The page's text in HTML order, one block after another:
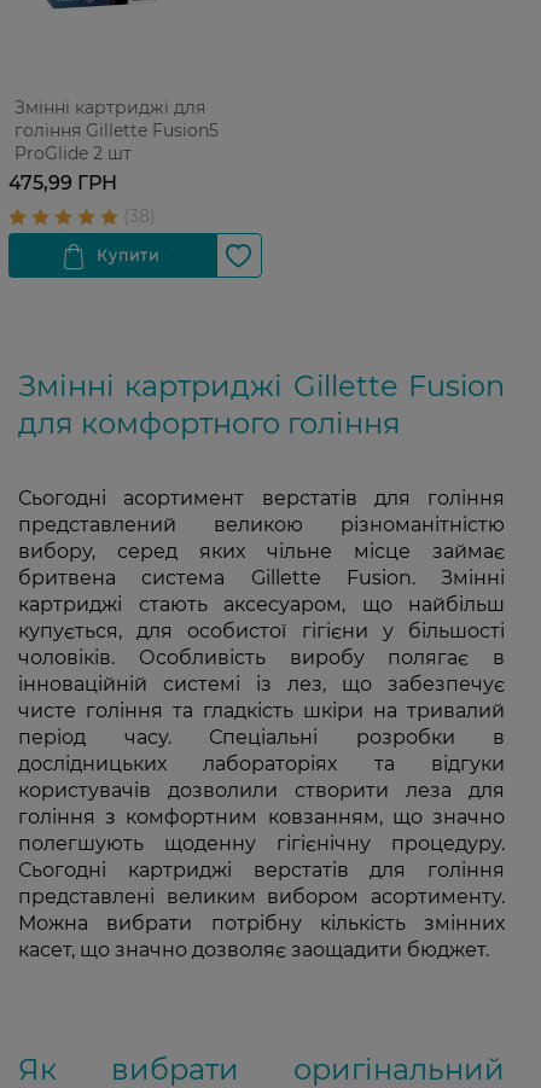
Змінні картриджі для
гоління Gillette Fusion5
ProGlide 2 шт
475,99 ГРН
Змінні картриджі Gillette Fusion
для комфортного гоління
Сьогодні асортимент верстатів для голiння
представлений великою різноманітністю
вибору, серед яких чільне місце займає
бритвена система Gillette Fusion. Змінні
картриджі стають аксесуаром, що найбільш
купується, для особистої гігієни у більшості
чоловіків. Особливість виробу полягає в
інноваційній системі із лез, що забезпечує
чисте гоління та гладкість шкіри на тривалий
період часу. Спеціальні розробки в
дослідницьких лабораторіях та відгуки
користувачів дозволили створити леза для
гоління з комфортним ковзанням, що значно
полегшують щоденну гігієнічну процедуру.
Сьогодні картриджі верстатів для голiння
представлені великим вибором асортименту.
Можна вибрати потрібну кількість змінних
касет, що значно дозволяє заощадити бюджет.
Як вибрати оригінальний